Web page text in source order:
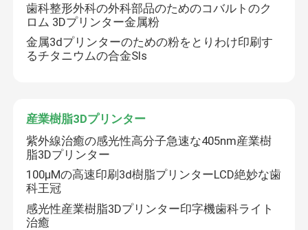
企業情報
品質管理
お問い合わせ
ニュース
歯科整形外科の外科部品のためのコバルトのク
ロム 3Dプリンター金属粉
金属3dプリンターのための粉をとりわけ印刷す
るチタニウムの合金Sls
産業樹脂3Dプリンター
紫外線治癒の感光性高分子急速な405nm産業樹
脂3Dプリンター
100μMの高速印刷3d樹脂プリンターLCD絶妙な歯
科王冠
感光性産業樹脂3Dプリンター印字機歯科ライト
治癒